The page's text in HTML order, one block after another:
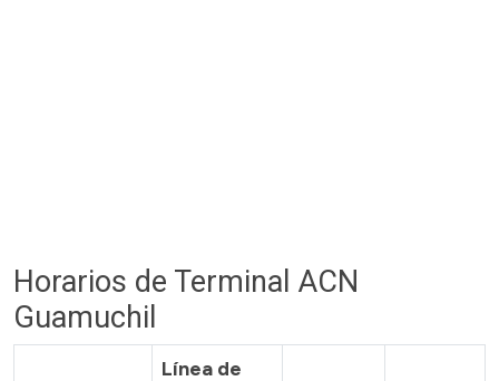
Horarios de Terminal ACN
Guamuchil
Línea de